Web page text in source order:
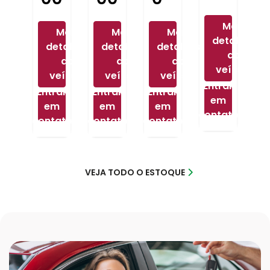
Mais
detalhes
do
veículo
Entrar
em
contato
Mais
detalhes
do
veículo
Entrar
em
contato
Mais
detalhes
do
veículo
Entrar
em
contato
Mais
detalhes
do
veículo
Entrar
em
contato
VEJA TODO O ESTOQUE